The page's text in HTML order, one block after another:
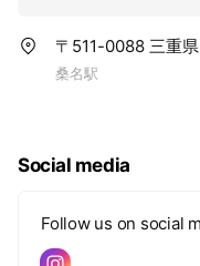
〒511-0088 三重
桑名駅
Social media
Follow us on social